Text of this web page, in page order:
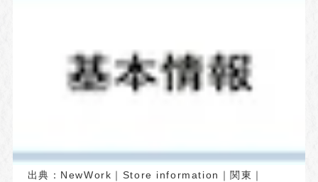
出典： NewWork｜Store information｜関東｜